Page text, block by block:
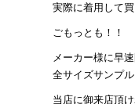
実際に着用して
ごもっとも！！
メーカー様に早
全サイズサンプル
当店に御来店頂